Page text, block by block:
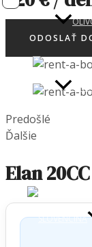
ODOSLAŤ
Predošlé
Ďalšie
Elan 20CC